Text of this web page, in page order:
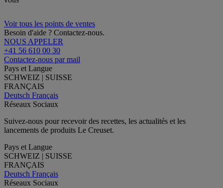
Voir tous les points de ventes
Besoin d'aide ? Contactez-nous.
NOUS APPELER
+41 56 610 00 30
Contactez-nous par mail
Pays et Langue
SCHWEIZ | SUISSE
FRANÇAIS
Deutsch Français
Réseaux Sociaux
Suivez-nous pour recevoir des recettes, les actualités et les
lancements de produits Le Creuset.
Pays et Langue
SCHWEIZ | SUISSE
FRANÇAIS
Deutsch Français
Réseaux Sociaux